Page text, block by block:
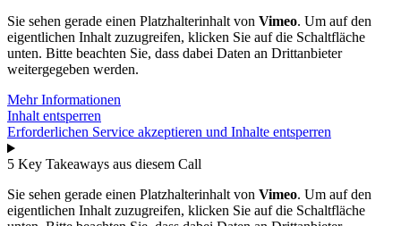
Sie sehen gerade einen Platzhalterinhalt von Vimeo. Um auf den
eigentlichen Inhalt zuzugreifen, klicken Sie auf die Schaltfläche
unten. Bitte beachten Sie, dass dabei Daten an Drittanbieter
weitergegeben werden.
Mehr Informationen
Inhalt entsperren
Erforderlichen Service akzeptieren und Inhalte entsperren
5 Key Takeaways aus diesem Call
Sie sehen gerade einen Platzhalterinhalt von Vimeo. Um auf den
eigentlichen Inhalt zuzugreifen, klicken Sie auf die Schaltfläche